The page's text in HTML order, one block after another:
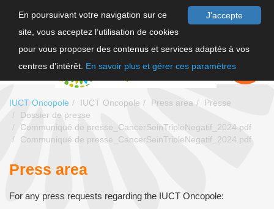
J'accepte
En poursuivant votre navigation sur ce
site, vous acceptez l’utilisation de cookies
pour vous proposer des contenus et services adaptés à vos
centres d’intérêt. En savoir plus et gérer ces paramètres
FAIRE UN
DON
IUCT Oncopole IUCT Oncopole Press area
Presse
Dossier de presse
Communiqué de presse_CancerSeinTripleNegatif_2024.pdf
Communiqué de presse_CancerSeinTripleNegatif_2024.pdf
Press area
For any press requests regarding the IUCT Oncopole: